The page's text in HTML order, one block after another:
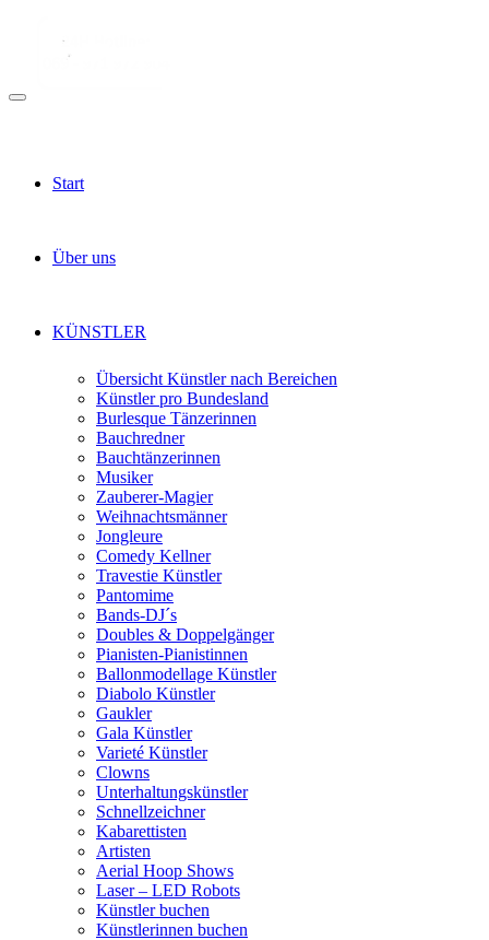
Start
Über uns
KÜNSTLER
Übersicht Künstler nach Bereichen
Künstler pro Bundesland
Burlesque Tänzerinnen
Bauchredner
Bauchtänzerinnen
Musiker
Zauberer-Magier
Weihnachtsmänner
Jongleure
Comedy Kellner
Travestie Künstler
Pantomime
Bands-DJ´s
Doubles & Doppelgänger
Pianisten-Pianistinnen
Ballonmodellage Künstler
Diabolo Künstler
Gaukler
Gala Künstler
Varieté Künstler
Clowns
Unterhaltungskünstler
Schnellzeichner
Kabarettisten
Artisten
Aerial Hoop Shows
Laser – LED Robots
Künstler buchen
Künstlerinnen buchen